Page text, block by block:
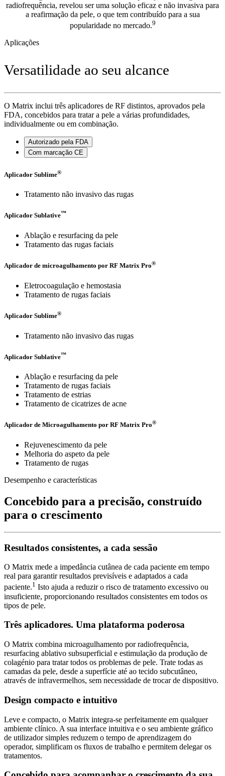
radiofrequência, revelou ser uma solução eficaz e não invasiva para
a reafirmação da pele, o que tem contribuído para a sua
popularidade no mercado.9
Aplicações
Versatilidade ao seu alcance
O Matrix inclui três aplicadores de RF distintos, aprovados pela
FDA, concebidos para tratar a pele a várias profundidades,
individualmente ou em combinação.
Autorizado pela FDA
Com marcação CE
Aplicador Sublime®
Tratamento não invasivo das rugas
Aplicador Sublative™
Ablação e resurfacing da pele
Tratamento das rugas faciais
Aplicador de microagulhamento por RF Matrix Pro®
Eletrocoagulação e hemostasia
Tratamento de rugas faciais
Aplicador Sublime®
Tratamento não invasivo das rugas
Aplicador Sublative™
Ablação e resurfacing da pele
Tratamento de rugas faciais
Tratamento de estrias
Tratamento de cicatrizes de acne
Aplicador de Microagulhamento por RF Matrix Pro®
Rejuvenescimento da pele
Melhoria do aspeto da pele
Tratamento de rugas
Desempenho e características
Concebido para a precisão, construído
para o crescimento
Resultados consistentes, a cada sessão
O Matrix mede a impedância cutânea de cada paciente em tempo
real para garantir resultados previsíveis e adaptados a cada
paciente.1 Isto ajuda a reduzir o risco de tratamento excessivo ou
insuficiente, proporcionando resultados consistentes em todos os
tipos de pele.
Três aplicadores. Uma plataforma poderosa
O Matrix combina microagulhamento por radiofrequência,
resurfacing ablativo subsuperficial e estimulação da produção de
colagénio para tratar todos os problemas de pele. Trate todas as
camadas da pele, desde a superfície até ao tecido subcutâneo,
através de infravermelhos, sem necessidade de trocar de dispositivo.
Design compacto e intuitivo
Leve e compacto, o Matrix integra-se perfeitamente em qualquer
ambiente clínico. A sua interface intuitiva e o seu ambiente gráfico
de utilizador simples reduzem o tempo de aprendizagem do
operador, simplificam os fluxos de trabalho e permitem delegar os
tratamentos.